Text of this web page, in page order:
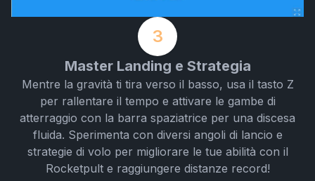
3
Master Landing e Strategia
Mentre la gravità ti tira verso il basso, usa il tasto Z
per rallentare il tempo e attivare le gambe di
atterraggio con la barra spaziatrice per una discesa
fluida. Sperimenta con diversi angoli di lancio e
strategie di volo per migliorare le tue abilità con il
Rocketpult e raggiungere distanze record!